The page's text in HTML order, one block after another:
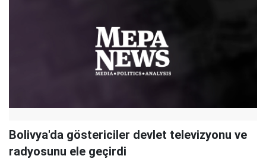
Bolivya'da göstericiler devlet televizyonu ve
radyosunu ele geçirdi